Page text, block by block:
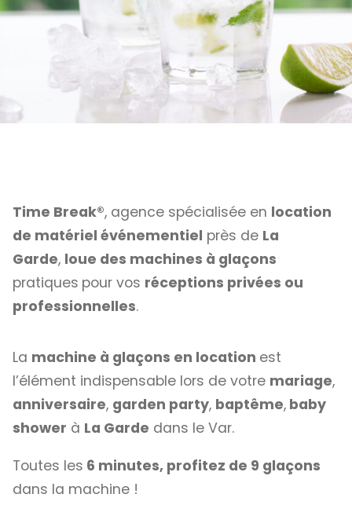
Time Break®, agence spécialisée en location
de matériel événementiel près de La
Garde, loue des machines à glaçons
pratiques pour vos réceptions privées ou
professionnelles.
La machine à glaçons en location est
l’élément indispensable lors de votre mariage,
anniversaire, garden party, baptême, baby
shower à La Garde dans le Var.
Toutes les 6 minutes, profitez de 9 glaçons
dans la machine !